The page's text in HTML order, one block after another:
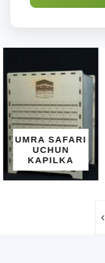
ALLOHNING
99 GO'ZAL
ISMLARI
YOZILGAN
TAQINCHOQ